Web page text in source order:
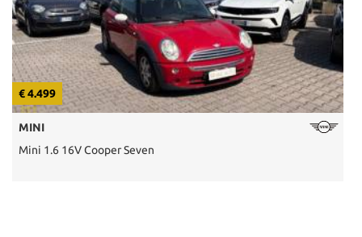
CONTATTI
€ 4.499
MINI
Mini 1.6 16V Cooper Seven